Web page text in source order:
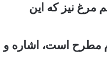
مرغ نیز که این
مطرح است، اشاره و